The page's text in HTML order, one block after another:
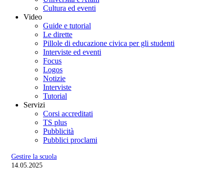
Cultura ed eventi
Video
Guide e tutorial
Le dirette
Pillole di educazione civica per gli studenti
Interviste ed eventi
Focus
Logos
Notizie
Interviste
Tutorial
Servizi
Corsi accreditati
TS plus
Pubblicità
Pubblici proclami
Gestire la scuola
14.05.2025